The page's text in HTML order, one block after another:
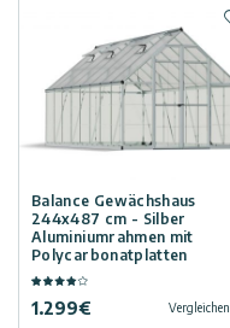
Balance Gewächshaus
244x487 cm - Silber
Aluminiumrahmen mit
Polycarbonatplatten
1.299€ Vergleichen